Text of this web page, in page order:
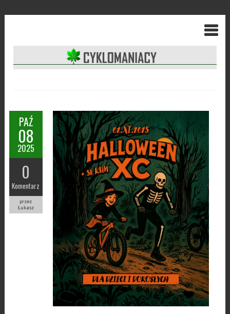
PAŹ
08
2025
0
Komentarz
przez
Łukasz